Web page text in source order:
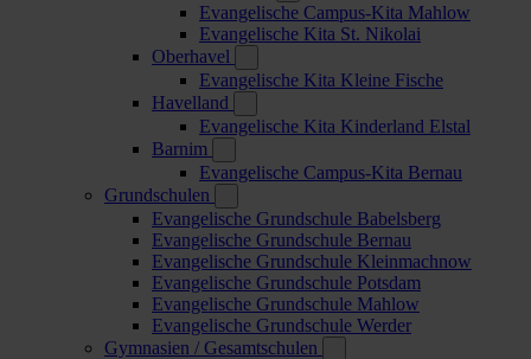
Evangelische Campus-Kita Mahlow
Evangelische Kita St. Nikolai
Oberhavel
Evangelische Kita Kleine Fische
Havelland
Evangelische Kita Kinderland Elstal
Barnim
Evangelische Campus-Kita Bernau
Grundschulen
Evangelische Grundschule Babelsberg
Evangelische Grundschule Bernau
Evangelische Grundschule Kleinmachnow
Evangelische Grundschule Potsdam
Evangelische Grundschule Mahlow
Evangelische Grundschule Werder
Gymnasien / Gesamtschulen